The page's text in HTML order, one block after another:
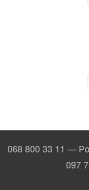
068 800 33 11 —
097